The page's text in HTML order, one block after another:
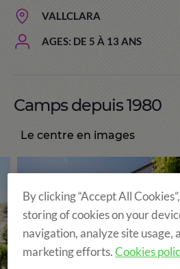
VALLCLARA
AGES: DE 5 À 13 ANS
Camps depuis 1980
Le centre en images
By clicking “Accept All
storing of cookies on your
navigation, analyze site usage,
marketing efforts.Cookies